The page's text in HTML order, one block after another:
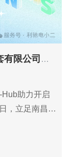
签约快报26.6.25|江西旗开电气成套有限公司签约利驰D-Hub识图报价设计三件套!
Hub助力开启
，立足南昌临
"江西旗开电
利驰D-Hub识